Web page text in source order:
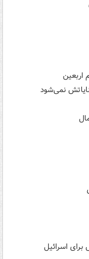
نمی‌شود
اسرائیل